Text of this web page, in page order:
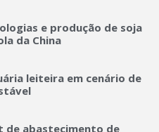
e produção de soja
da China
leiteira em cenário de
de abastecimento de